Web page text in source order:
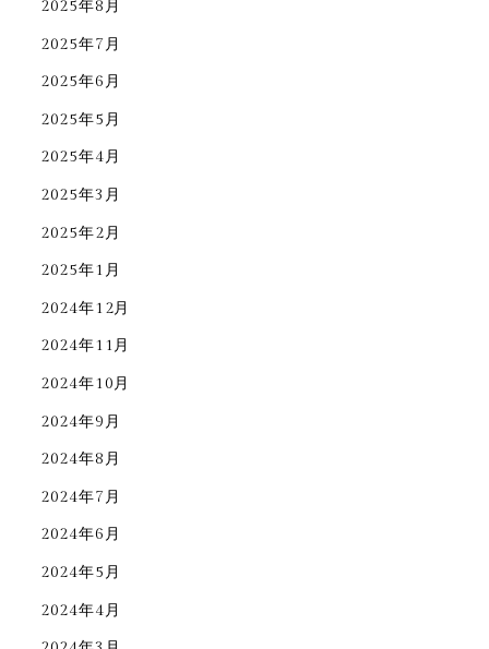
2025年8月
2025年7月
2025年6月
2025年5月
2025年4月
2025年3月
2025年2月
2025年1月
2024年12月
2024年11月
2024年10月
2024年9月
2024年8月
2024年7月
2024年6月
2024年5月
2024年4月